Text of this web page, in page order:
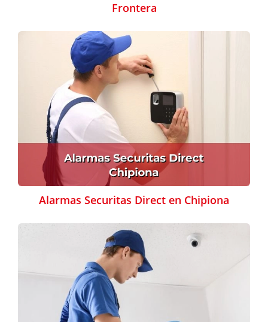
Frontera
Alarmas Securitas Direct en Chipiona